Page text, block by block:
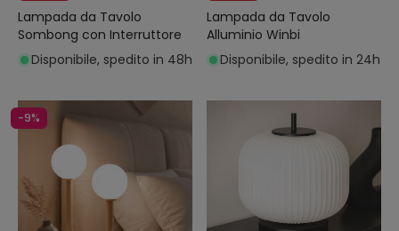
Lampada da Tavolo
Sombong con Interruttore
Disponibile, spedito in 48h
Lampada da Tavolo
Alluminio Winbi
Disponibile, spedito in 24h
-9%